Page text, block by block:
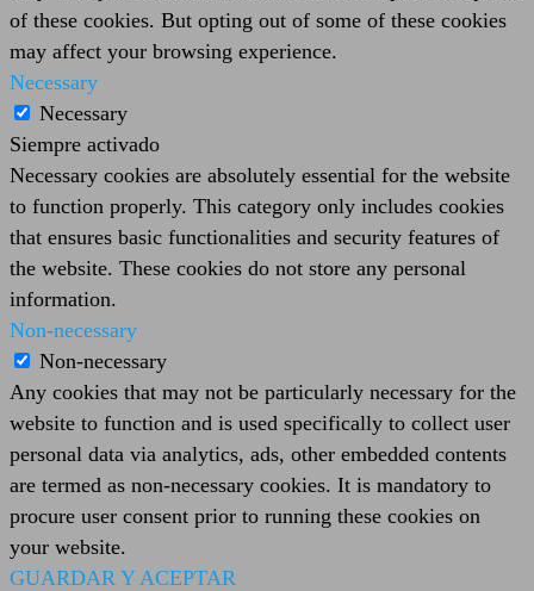
of these cookies. But opting out of some of these cookies
may affect your browsing experience.
Necessary
Necessary
Siempre activado
Necessary cookies are absolutely essential for the website
to function properly. This category only includes cookies
that ensures basic functionalities and security features of
the website. These cookies do not store any personal
information.
Non-necessary
Non-necessary
Any cookies that may not be particularly necessary for the
website to function and is used specifically to collect user
personal data via analytics, ads, other embedded contents
are termed as non-necessary cookies. It is mandatory to
procure user consent prior to running these cookies on
your website.
GUARDAR Y ACEPTAR